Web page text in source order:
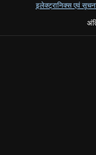
इलेक्ट्रानिक्स एवं